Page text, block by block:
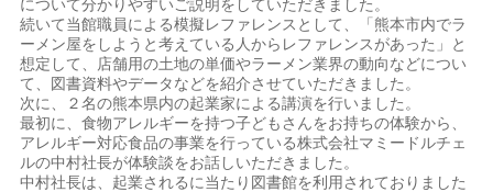
について分かりやすいご説明をしていただきました。
続いて当館職員による模擬レファレンスとして、「熊本市内でラ
ーメン屋をしようと考えている人からレファレンスがあった」と
想定して、店舗用の土地の単価やラーメン業界の動向などについ
て、図書資料やデータなどを紹介させていただきました。
次に、２名の熊本県内の起業家による講演を行いました。
最初に、食物アレルギーを持つ子どもさんをお持ちの体験から、
アレルギー対応食品の事業を行っている株式会社マミードルチェ
ルの中村社長が体験談をお話しいただきました。
中村社長は、起業されるに当たり図書館を利用されておりました